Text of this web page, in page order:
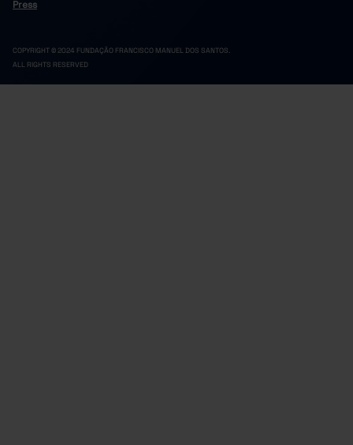
Press
COPYRIGHT © 2024 FUNDAÇÃO FRANCISCO MANUEL DOS SANTOS.
ALL RIGHTS RESERVED